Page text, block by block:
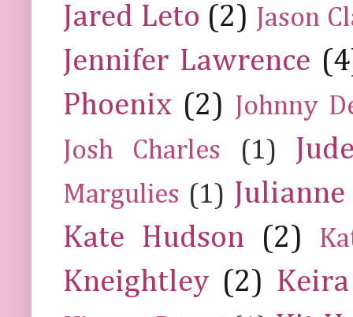
Jared Leto (2) Jason
Jennifer Lawrence
Phoenix (2) Johnny
Josh Charles
(1)
Margulies (1)
Kate Hudson
(2)
Kneightley (2)